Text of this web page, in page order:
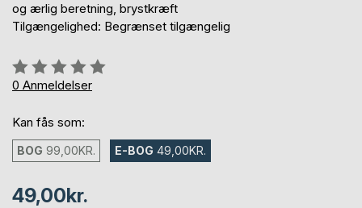
og ærlig beretning, brystkræft
Tilgængelighed: Begrænset tilgængelig
Anmeldelse::
0%
0 Anmeldelser
Kan fås som:
BOG 99,00KR. E-BOG 49,00KR.
49,00kr.